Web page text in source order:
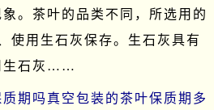
。茶叶的品类不同，所选用的
使用生石灰保存。生石灰具有
生石灰……
期吗真空包装的茶叶保质期多